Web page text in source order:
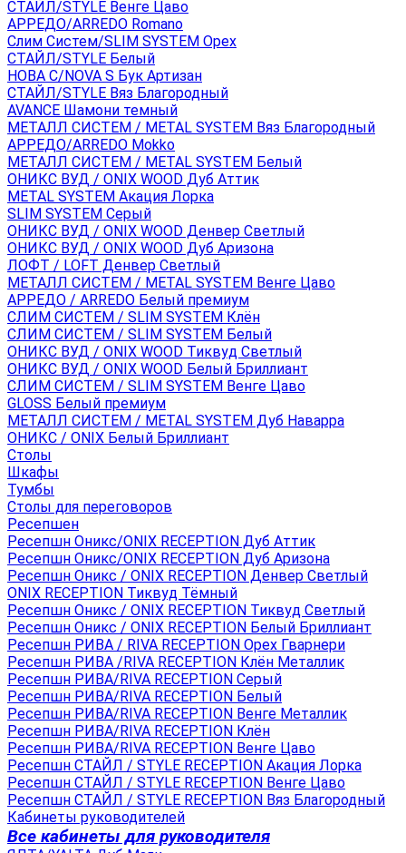
СТАЙЛ/STYLE Венге Цаво
АРРЕДО/ARREDO Romano
Слим Систем/SLIM SYSTEM Орех
СТАЙЛ/STYLE Белый
НОВА С/NOVA S Бук Артизан
СТАЙЛ/STYLE Вяз Благородный
AVANCE Шамони темный
МЕТАЛЛ СИСТЕМ / METAL SYSTEM Вяз Благородный
АРРЕДО/ARREDO Mokko
МЕТАЛЛ СИСТЕМ / METAL SYSTEM Белый
ОНИКС ВУД / ONIX WOOD Дуб Аттик
METAL SYSTEM Акация Лорка
SLIM SYSTEM Серый
ОНИКС ВУД / ONIX WOOD Денвер Светлый
ОНИКС ВУД / ONIX WOOD Дуб Аризона
ЛОФТ / LOFT Денвер Светлый
МЕТАЛЛ СИСТЕМ / METAL SYSTEM Венге Цаво
АРРЕДО / ARREDO Белый премиум
СЛИМ СИСТЕМ / SLIM SYSTEM Клён
СЛИМ СИСТЕМ / SLIM SYSTEM Белый
ОНИКС ВУД / ONIX WOOD Тиквуд Светлый
ОНИКС ВУД / ONIX WOOD Белый Бриллиант
СЛИМ СИСТЕМ / SLIM SYSTEM Венге Цаво
GLOSS Белый премиум
МЕТАЛЛ СИСТЕМ / METAL SYSTEM Дуб Наварра
ОНИКС / ONIX Белый Бриллиант
Столы
Шкафы
Тумбы
Столы для переговоров
Ресепшен
Ресепшн Оникс/ONIX RECEPTION Дуб Аттик
Ресепшн Оникс/ONIX RECEPTION Дуб Аризона
Ресепшн Оникс / ONIX RECEPTION Денвер Светлый
ONIX RECEPTION Тиквуд Тёмный
Ресепшн Оникс / ONIX RECEPTION Тиквуд Светлый
Ресепшн Оникс / ONIX RECEPTION Белый Бриллиант
Ресепшн РИВА / RIVA RECEPTION Орех Гварнери
Ресепшн РИВА /RIVA RECEPTION Клён Металлик
Ресепшн РИВА/RIVA RECEPTION Серый
Ресепшн РИВА/RIVA RECEPTION Белый
Ресепшн РИВА/RIVA RECEPTION Венге Металлик
Ресепшн РИВА/RIVA RECEPTION Клён
Ресепшн РИВА/RIVA RECEPTION Венге Цаво
Ресепшн СТАЙЛ / STYLE RECEPTION Акация Лорка
Ресепшн СТАЙЛ / STYLE RECEPTION Венге Цаво
Ресепшн СТАЙЛ / STYLE RECEPTION Вяз Благородный
Кабинеты руководителей
Все кабинеты для руководителя